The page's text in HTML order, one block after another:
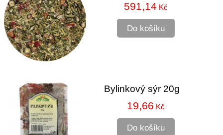
591,14 Kč
Do košíku
Bylinkový sýr 20g
19,66 Kč
Do košíku